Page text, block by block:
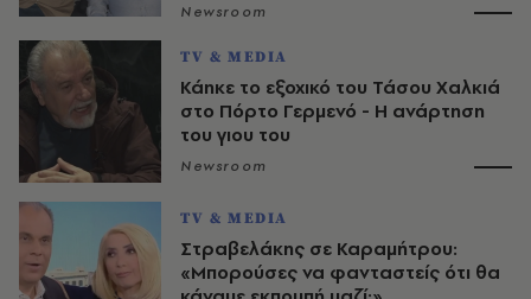
Newsroom
TV & MEDIA
Κάηκε το εξοχικό του Τάσου Χαλκιά
στο Πόρτο Γερμενό - Η ανάρτηση
του γιου του
Newsroom
TV & MEDIA
Στραβελάκης σε Καραμήτρου:
«Μπορούσες να φανταστείς ότι θα